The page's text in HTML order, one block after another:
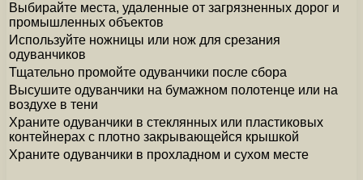
Выбирайте места, удаленные от загрязненных дорог и
промышленных объектов
Используйте ножницы или нож для срезания
одуванчиков
Тщательно промойте одуванчики после сбора
Высушите одуванчики на бумажном полотенце или на
воздухе в тени
Храните одуванчики в стеклянных или пластиковых
контейнерах с плотно закрывающейся крышкой
Храните одуванчики в прохладном и сухом месте